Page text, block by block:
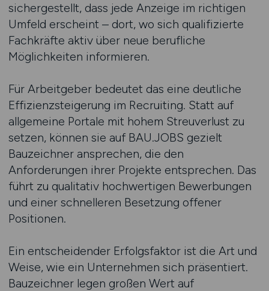
sichergestellt, dass jede Anzeige im richtigen
Umfeld erscheint – dort, wo sich qualifizierte
Fachkräfte aktiv über neue berufliche
Möglichkeiten informieren.
Für Arbeitgeber bedeutet das eine deutliche
Effizienzsteigerung im Recruiting. Statt auf
allgemeine Portale mit hohem Streuverlust zu
setzen, können sie auf BAU.JOBS gezielt
Bauzeichner ansprechen, die den
Anforderungen ihrer Projekte entsprechen. Das
führt zu qualitativ hochwertigen Bewerbungen
und einer schnelleren Besetzung offener
Positionen.
Ein entscheidender Erfolgsfaktor ist die Art und
Weise, wie ein Unternehmen sich präsentiert.
Bauzeichner legen großen Wert auf